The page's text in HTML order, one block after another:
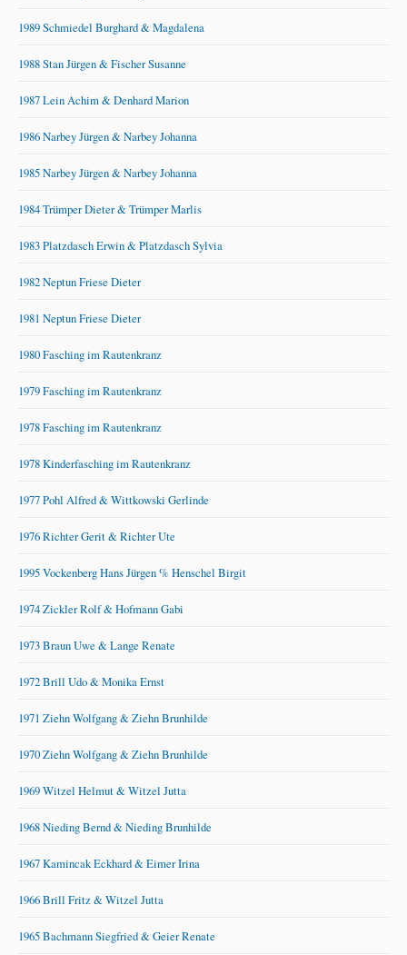
1989 Schmiedel Burghard & Magdalena
1988 Stan Jürgen & Fischer Susanne
1987 Lein Achim & Denhard Marion
1986 Narbey Jürgen & Narbey Johanna
1985 Narbey Jürgen & Narbey Johanna
1984 Trümper Dieter & Trümper Marlis
1983 Platzdasch Erwin & Platzdasch Sylvia
1982 Neptun Friese Dieter
1981 Neptun Friese Dieter
1980 Fasching im Rautenkranz
1979 Fasching im Rautenkranz
1978 Fasching im Rautenkranz
1978 Kinderfasching im Rautenkranz
1977 Pohl Alfred & Wittkowski Gerlinde
1976 Richter Gerit & Richter Ute
1995 Vockenberg Hans Jürgen % Henschel Birgit
1974 Zickler Rolf & Hofmann Gabi
1973 Braun Uwe & Lange Renate
1972 Brill Udo & Monika Ernst
1971 Ziehn Wolfgang & Ziehn Brunhilde
1970 Ziehn Wolfgang & Ziehn Brunhilde
1969 Witzel Helmut & Witzel Jutta
1968 Nieding Bernd & Nieding Brunhilde
1967 Kamincak Eckhard & Eimer Irina
1966 Brill Fritz & Witzel Jutta
1965 Bachmann Siegfried & Geier Renate